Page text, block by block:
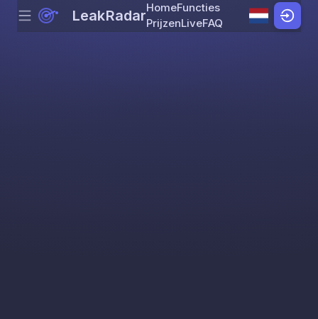
Skip to content
Menu LeakRadarHomeFuncties
PrijzenLiveFAQ